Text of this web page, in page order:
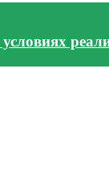
условиях